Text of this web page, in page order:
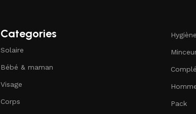
Categories
Solaire
Bébé & maman
Visage
Corps
Hygiène
Pack